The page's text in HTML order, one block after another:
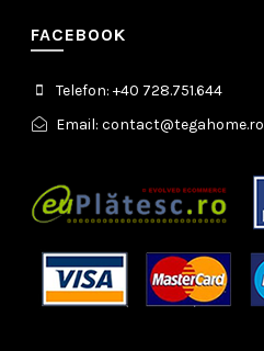
FACEBOOK
Telefon: +40 728.751.644
Email: contact@tegahome.ro